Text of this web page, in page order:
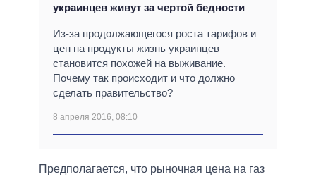
украинцев живут за чертой бедности
Из-за продолжающегося роста тарифов и
цен на продукты жизнь украинцев
становится похожей на выживание.
Почему так происходит и что должно
сделать правительство?
8 апреля 2016, 08:10
Предполагается, что рыночная цена на газ